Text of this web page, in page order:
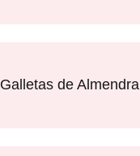
Galletas de Almendra